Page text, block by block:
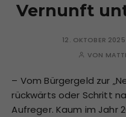
Vernunft
12. OKTOBER 2025
VON
– Vom Bürgergeld zur
rückwärts oder Schritt
Aufreger. Kaum im Jahr